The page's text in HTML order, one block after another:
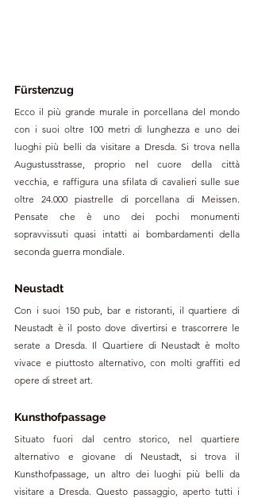
Fürstenzug
Ecco il più grande murale in porcellana del mondo
con i suoi oltre 100 metri di lunghezza e uno dei
luoghi più belli da visitare a Dresda. Si trova nella
Augustusstrasse, proprio nel cuore della città
vecchia, e raffigura una sfilata di cavalieri sulle sue
oltre 24.000 piastrelle di porcellana di Meissen.
Pensate che è uno dei pochi monumenti
sopravvissuti quasi intatti ai bombardamenti della
seconda guerra mondiale.
Neustadt
Con i suoi 150 pub, bar e ristoranti, il quartiere di
Neustadt è il posto dove divertirsi e trascorrere le
serate a Dresda. Il Quartiere di Neustadt è molto
vivace e piuttosto alternativo, con molti graffiti ed
opere di street art.
Kunsthofpassage
Situato fuori dal centro storico, nel quartiere
alternativo e giovane di Neustadt, si trova il
Kunsthofpassage, un altro dei luoghi più belli da
visitare a Dresda. Questo passaggio, aperto tutti i